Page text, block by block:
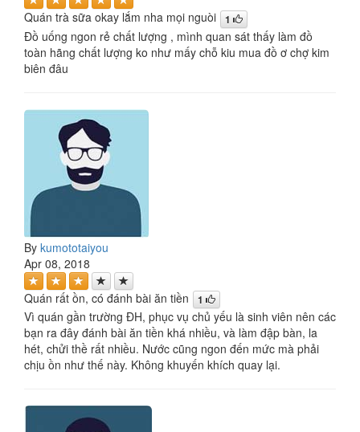
Quán trà sữa okay lắm nha mọi nguòi 1
Đồ uống ngon rẻ chất lượng , mình quan sát thấy làm đồ
toàn hãng chất lượng ko như mấy chỗ kiu mua đồ ơ chợ kim
biên đâu
By kumototaiyou
Apr 08, 2018
Quán rất ồn, có đánh bài ăn tiền 1
Vì quán gần trường ĐH, phục vụ chủ yếu là sinh viên nên các
bạn ra đây đánh bài ăn tiền khá nhiều, và làm đập bàn, la
hét, chửi thề rất nhiều. Nước cũng ngon đến mức mà phải
chịu ồn như thế này. Không khuyến khích quay lại.